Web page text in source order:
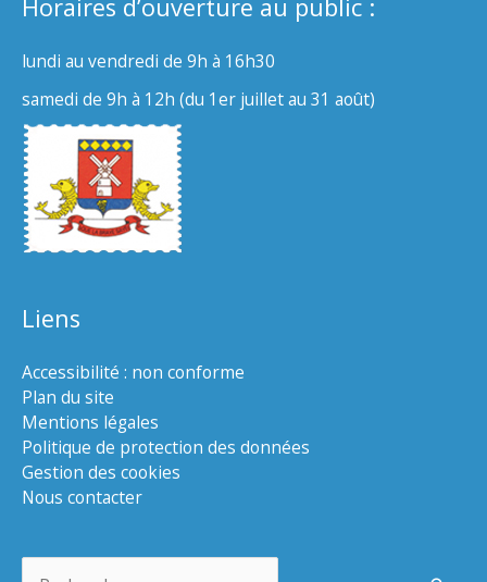
Horaires d’ouverture au public :
lundi au vendredi de 9h à 16h30
samedi de 9h à 12h (du 1er juillet au 31 août)
Liens
Accessibilité : non conforme
Plan du site
Mentions légales
Politique de protection des données
Gestion des cookies
Nous contacter